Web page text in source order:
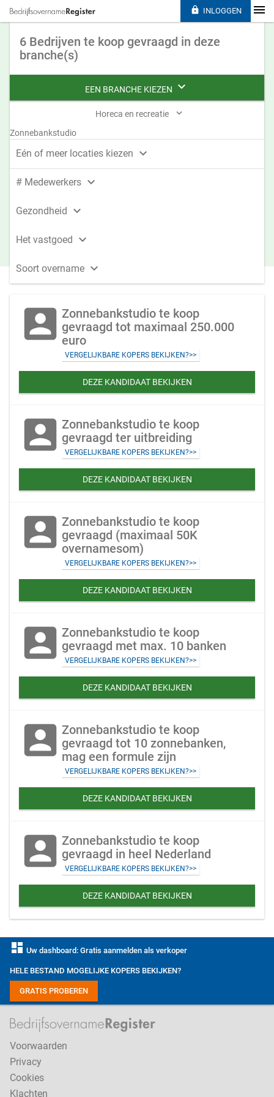
6 Bedrijven te koop gevraagd in deze
branche(s)
EEN BRANCHE KIEZEN 
Horeca en recreatie 
Zonnebankstudio
Eén of meer locaties kiezen 
# Medewerkers 
Gezondheid 
Het vastgoed 
Soort overname 
account_box Zonnebankstudio te koop
gevraagd tot maximaal 250.000
euro
VERGELIJKBARE KOPERS BEKIJKEN?>>
DEZE KANDIDAAT BEKIJKEN
account_box Zonnebankstudio te koop
gevraagd ter uitbreiding
VERGELIJKBARE KOPERS BEKIJKEN?>>
DEZE KANDIDAAT BEKIJKEN
account_box Zonnebankstudio te koop
gevraagd (maximaal 50K
overnamesom)
VERGELIJKBARE KOPERS BEKIJKEN?>>
DEZE KANDIDAAT BEKIJKEN
account_box Zonnebankstudio te koop
gevraagd met max. 10 banken
VERGELIJKBARE KOPERS BEKIJKEN?>>
DEZE KANDIDAAT BEKIJKEN
account_box Zonnebankstudio te koop
gevraagd tot 10 zonnebanken,
mag een formule zijn
VERGELIJKBARE KOPERS BEKIJKEN?>>
DEZE KANDIDAAT BEKIJKEN
account_box Zonnebankstudio te koop
gevraagd in heel Nederland
VERGELIJKBARE KOPERS BEKIJKEN?>>
DEZE KANDIDAAT BEKIJKEN
 INLOGGEN
dashboard Uw dashboard: Gratis aanmelden als verkoper
HELE BESTAND MOGELIJKE KOPERS BEKIJKEN?
GRATIS PROBEREN
Voorwaarden
Privacy
Cookies
Klachten